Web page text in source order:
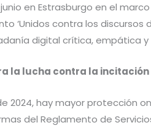
en Estrasburgo en el
‘Unidos contra los
digital crítica, empática
la lucha contra la
2024, hay mayor protección
del Reglamento de